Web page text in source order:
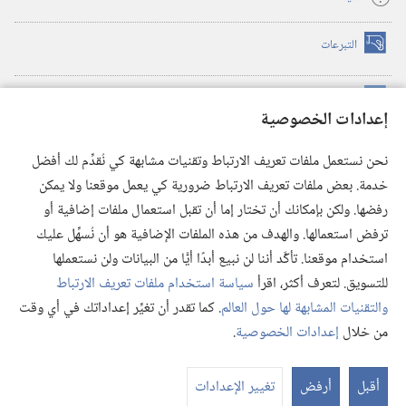
إعدادات الخصوصية
نحن نستعمل ملفات تعريف الارتباط وتقنيات مشابهة كي نُقدِّم لك أفضل
خدمة. بعض ملفات تعريف الارتباط ضرورية كي يعمل موقعنا ولا يمكن
رفضها. ولكن بإمكانك أن تختار إما أن تقبل استعمال ملفات إضافية أو
ترفض استعمالها. والهدف من هذه الملفات الإضافية هو أن نُسهِّل عليك
استخدام موقعنا. تأكَّد أننا لن نبيع أبدًا أيًّا من البيانات ولن نستعملها
للتسويق. لتعرف أكثر، اقرأسياسة استخدام ملفات تعريف الارتباط
والتقنيات المشابهة لها حول العالم. كما تقدر أن تغيِّر إعداداتك في أي وقت
من خلال إعدادات الخصوصية.
أقبل أرفض تغيير الإعدادات
التبرعات (يفتح
نافذة
(يفتح
نافذة
(يفتح
نافذة
جديدة) تطبيق ®
JW Library
مكتبة برج المراقبة
© 2026 .Watch Tower Bible and Tract Society of Pennsylvania
شروط الاستخدام |